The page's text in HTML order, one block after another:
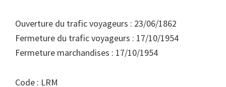
Ouverture du trafic voyageurs : 23/06/1862
Fermeture du trafic voyageurs : 17/10/1954
Fermeture marchandises : 17/10/1954
Code : LRM